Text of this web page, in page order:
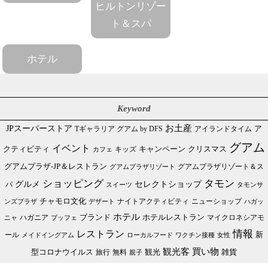
ヒルトンリゾー
ト＆スパ
ホテル
Keyword
JPスーパーストア Tギャラリア グアム by DFS お土産 アイランドタイム ア
クティビティ イベント カフェ キッズ キャンペーン クリスマス グアム
グアムプラザ-JP＆レストラン グアムプラザリゾート グアムプラザリゾート＆ス
パ グルメ ショッピング スイーツ セレクトショップ タモン タモンサ
ンズプラザ チャモロ文化 デザート ナイトアクティビティ ニューショップ ハガッ
ニャ ハガニア ブッフェ ブランド ホテル ホテルレストラン マイクロネシアモ
ール メイドイングアム レストラン ローカルフード ワクチン接種 女性 情報 新
型コロナウイルス 旅行 無料 親子 観光 観光客 買い物 雑貨